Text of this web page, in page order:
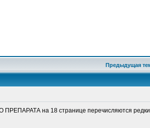
Предыдущая
на 18 странице перечисляются